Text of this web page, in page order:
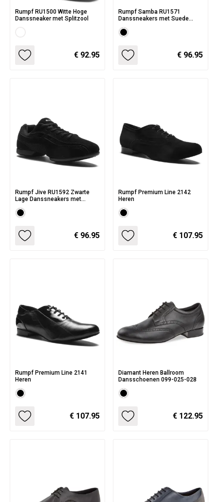
Rumpf RU1500 Witte Hoge
Danssneaker met Splitzool
€ 92.95
Rumpf Samba RU1571
Danssneakers met Suede
€ 96.95
Rumpf Jive RU1592 Zwarte
Lage Danssneakers met
€ 96.95
Rumpf Premium Line 2142
Heren
€ 107.95
Rumpf Premium Line 2141
Heren
€ 107.95
Diamant Heren Ballroom
Dansschoenen 099-025-028
€ 122.95